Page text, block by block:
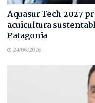
Aquasur Tech 2027
acuicultura
Patagonia
24/06/2026